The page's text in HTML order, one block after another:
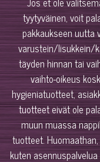
tyytyväinen, voit
pakkaukseen uutta
varustein/lisukkein/
täyden hinnan tai
vaihto-oikeus
hygieniatuotteet,
tuotteet eivät ole
muun muassa
tuotteet.
kuten